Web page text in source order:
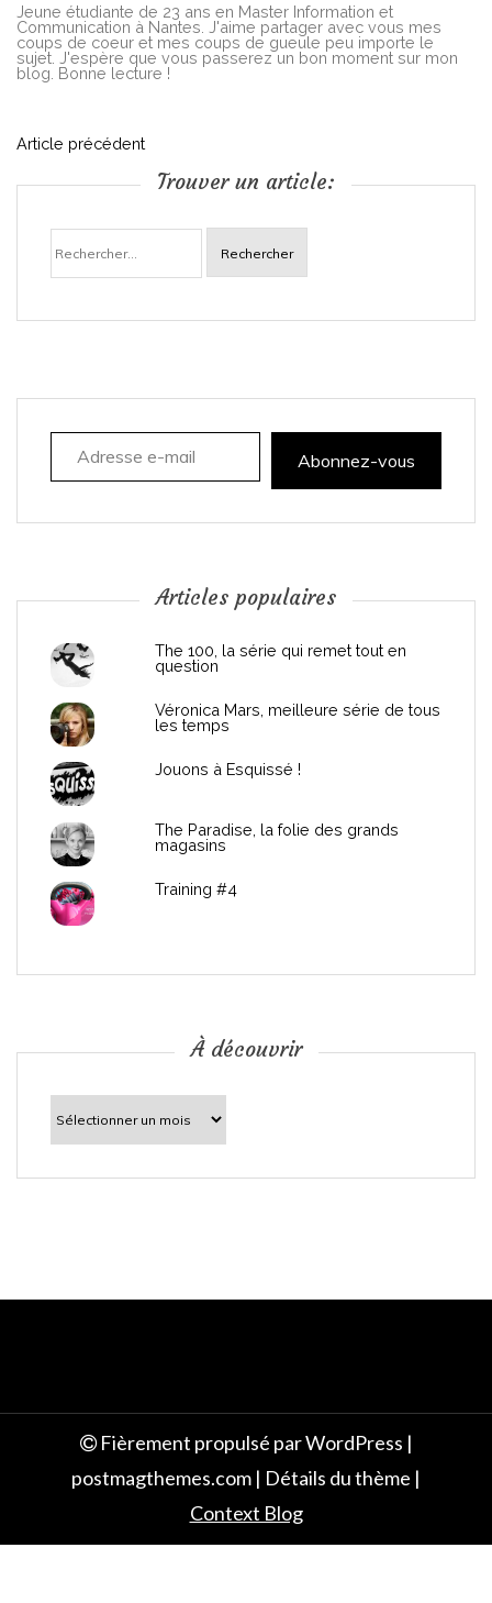
Jeune étudiante de 23 ans en Master Information et
Communication à Nantes. J'aime partager avec vous mes
coups de coeur et mes coups de gueule peu importe le
sujet. J'espère que vous passerez un bon moment sur mon
blog. Bonne lecture !
N
i
a
n
c
Article précédent
Trouver un article:
Rechercher :
Adresse e-mail
Abonnez-vous
Articles populaires
The 100, la série qui remet tout en
question
Véronica Mars, meilleure série de tous
les temps
Jouons à Esquissé !
The Paradise, la folie des grands
magasins
Training #4
À découvrir
découvrir
Fièrement propulsé par WordPress |
postmagthemes.com | Détails du thème |
Context Blog